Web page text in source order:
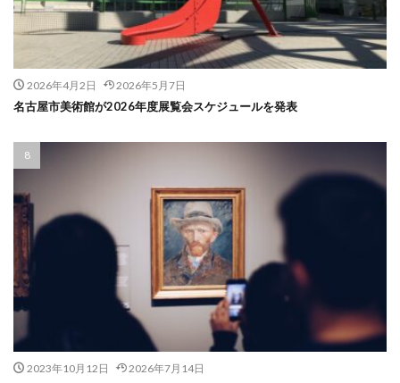
2026年4月2日 2026年5月7日
名古屋市美術館が2026年度展覧会スケジュールを発表
2023年10月12日 2026年7月14日